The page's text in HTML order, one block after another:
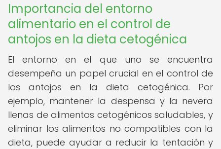
Importancia del entorno
alimentario en el control de
antojos en la dieta cetogénica
El entorno en el que uno se encuentra
desempeña un papel crucial en el control de
los antojos en la dieta cetogénica. Por
ejemplo, mantener la despensa y la nevera
llenas de alimentos cetogénicos saludables, y
eliminar los alimentos no compatibles con la
dieta, puede ayudar a reducir la tentación y